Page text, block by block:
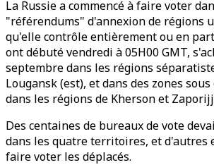
La Russie a commencé à faire voter
"référendums" d'annexion de régions
qu'elle contrôle entièrement ou en
ont débuté vendredi à 05H00 GMT,
septembre dans les régions
Lougansk (est), et dans des zones
dans les régions de Kherson et
Des centaines de bureaux de vote
dans les quatre territoires, et d'autres
faire voter les déplacés.